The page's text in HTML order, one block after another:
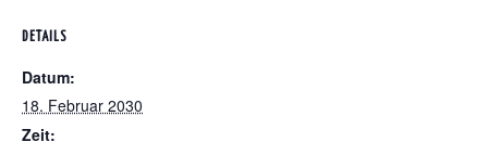
DETAILS
Datum:
18. Februar 2030
Zeit: